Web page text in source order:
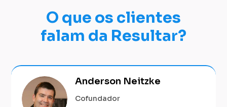
O que os clientes
falam da Resultar?
Anderson Neitzke
Cofundador